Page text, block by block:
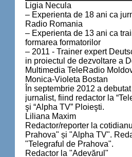
Ligia Necula
– Experienta de 18 ani ca
Radio Romania
– Experienta de 13 ani ca
formarea formatorilor
– 2011 - Trainer expert
in proiectul de dezvoltare a
Multimedia TeleRadio
Monica-Violeta Bostan
În septembrie 2012 a
jurnalist, fiind redactor la
şi “Alpha TV” Ploieşti.
Liliana Maxim
Redactor/reporter la
Prahova" și "Alpha TV".
"Telegraful de Prahova".
Redactor la "Adevărul"